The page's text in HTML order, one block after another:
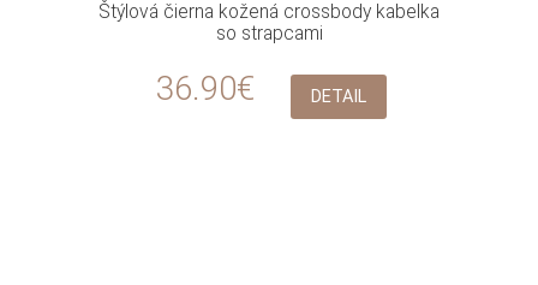
Štýlová čierna kožená crossbody kabelka
so strapcami
36.90€ DETAIL